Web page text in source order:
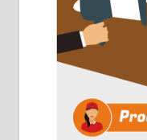
Чистим
061/32-13-445